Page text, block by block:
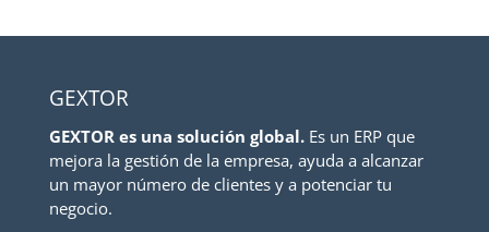
GEXTOR
GEXTOR es una solución global.Es un ERP que
mejora la gestión de la empresa, ayuda a alcanzar
un mayor número de clientes y a potenciar tu
negocio.